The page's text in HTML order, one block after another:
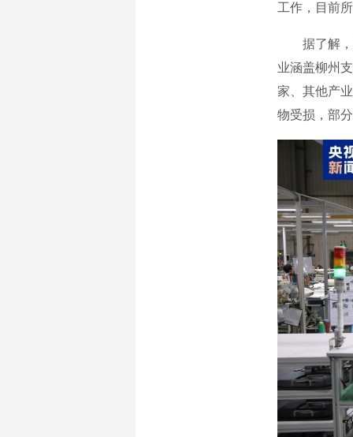
工作，目前
据了解，此
业涵盖柳州
家、其他产
物受损，部